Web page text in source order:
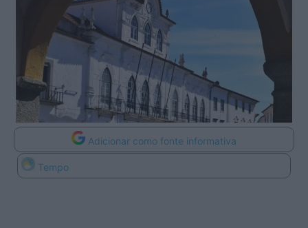
Adicionar como fonte informativa
Tempo